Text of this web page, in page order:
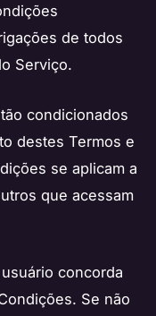
de todos
Serviço.
condicionados
destes Termos e
se aplicam a
que acessam
concorda
Se não